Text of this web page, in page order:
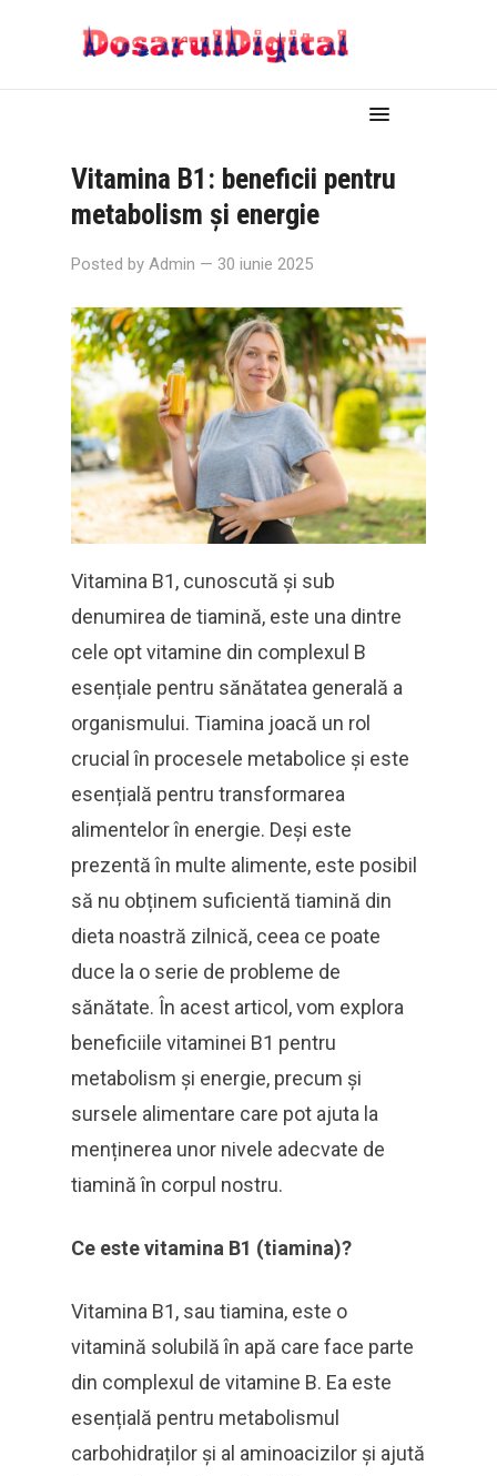
Vitamina B1: beneficii pentru
metabolism și energie
Posted by Admin — 30 iunie 2025
Vitamina B1, cunoscută și sub
denumirea de tiamină, este una dintre
cele opt vitamine din complexul B
esențiale pentru sănătatea generală a
organismului. Tiamina joacă un rol
crucial în procesele metabolice și este
esențială pentru transformarea
alimentelor în energie. Deși este
prezentă în multe alimente, este posibil
să nu obținem suficientă tiamină din
dieta noastră zilnică, ceea ce poate
duce la o serie de probleme de
sănătate. În acest articol, vom explora
beneficiile vitaminei B1 pentru
metabolism și energie, precum și
sursele alimentare care pot ajuta la
menținerea unor nivele adecvate de
tiamină în corpul nostru.
Ce este vitamina B1 (tiamina)?
Vitamina B1, sau tiamina, este o
vitamină solubilă în apă care face parte
din complexul de vitamine B. Ea este
esențială pentru metabolismul
carbohidraților și al aminoacizilor și ajută